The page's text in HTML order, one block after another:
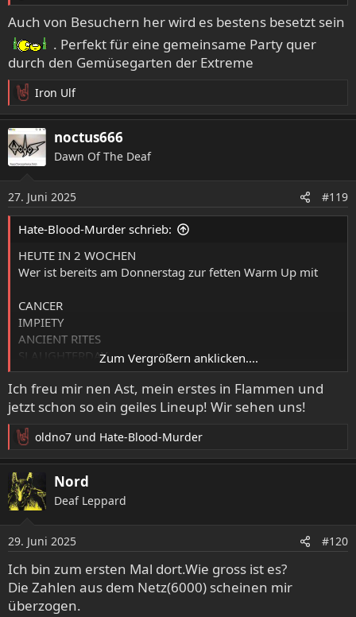
Auch von Besuchern her wird es bestens besetzt sein
. Perfekt für eine gemeinsame Party quer
durch den Gemüsegarten der Extreme
R
e
a
k
t
n
e
n
Iron Ulf
noctus666
Dawn Of The Deaf
27. Juni 2025 #119
Hate-Blood-Murder schrieb:
HEUTE IN 2 WOCHEN
Wer ist bereits am Donnerstag zur fetten Warm Up mit
CANCER
IMPIETY
ANCIENT RITES
SLAUGHTERDAY
URTIKARIA ANAL
IMPERISHABLE
& NIHILO dabei??
10Uhr öffnet der Einlass und ACHTUNG die erste Band
spielt dieses Jahr bereits 15Uhr!
In 5 Tagen endet der VVK.
Packt jede Menge Vorfreude und gute Laune ein
Zum Vergrößern anklicken....
Ich freu mir nen Ast, mein erstes in Flammen und
jetzt schon so ein geiles Lineup! Wir sehen uns!
R
e
a
k
t
n
e
n
:
oldno7 und Hate-Blood-Murder
Nord
Deaf Leppard
29. Juni 2025 #120
Ich bin zum ersten Mal dort.Wie gross ist es?
Die Zahlen aus dem Netz(6000) scheinen mir
überzogen.